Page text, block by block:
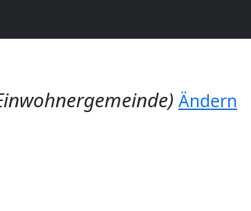
Ändern